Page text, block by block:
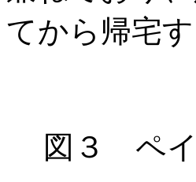
てから帰宅す
図３ ペイ